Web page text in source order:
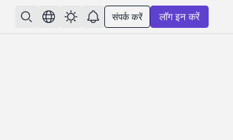
संपर्क करें लॉग इन करें